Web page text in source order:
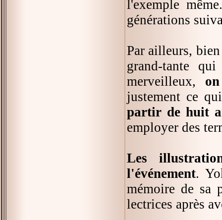
l'exemple
générations
Par ailleurs,
grand-tante
merveilleux,
justement ce
partir de huit
employer des
Les
l'événement.
mémoire de sa
lectrices après